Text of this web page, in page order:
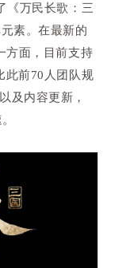
《万民长歌：三
素。在最新的
方面，目前支持
此前70人团队规
及内容更新，